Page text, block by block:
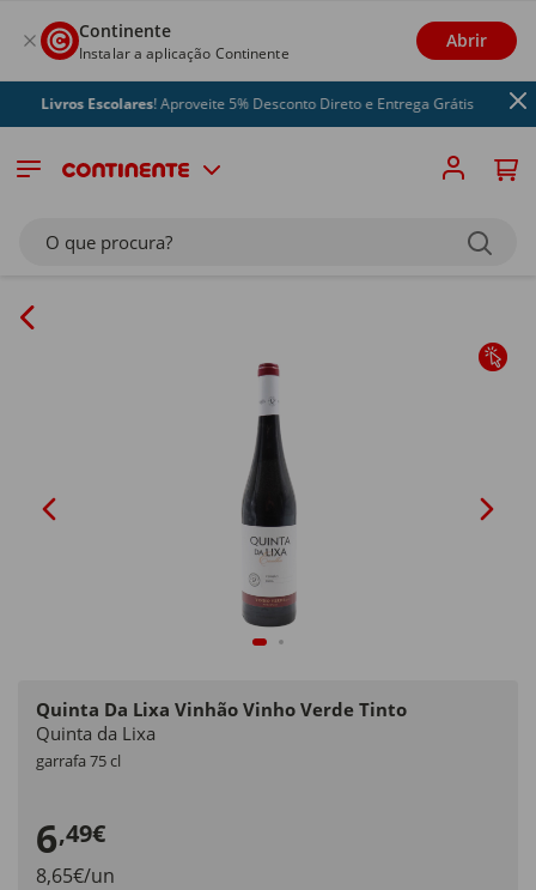
Continente
Instalar a aplicação Continente
Abrir
Livros Escolares! Aproveite 5% Desconto Direto e Entrega Grátis
O que procura?
Quinta Da Lixa Vinhão Vinho Verde Tinto
Quinta da Lixa
garrafa 75 cl
6,49€
8,65€/un